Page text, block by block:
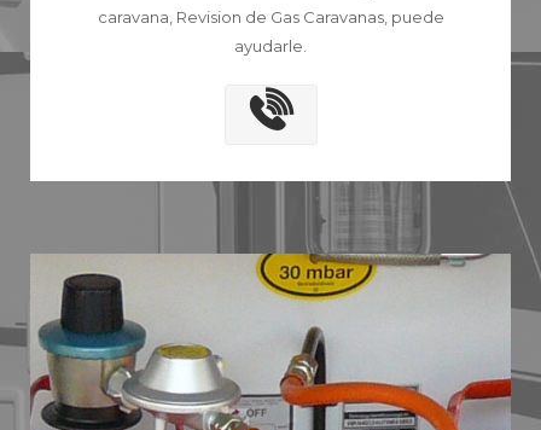
caravana, Revision de Gas Caravanas, puede
ayudarle.